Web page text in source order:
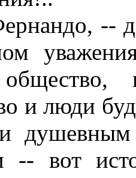
--
и люди
душевным
-- вот